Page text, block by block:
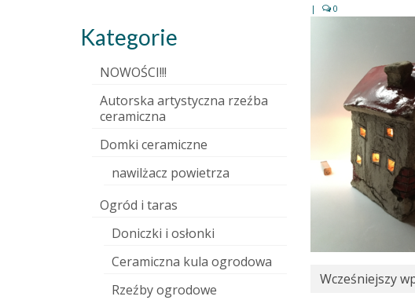
| 0
Wcześniejszy
Kategorie
NOWOŚCI!!!
Autorska artystyczna rzeźba
ceramiczna
Domki ceramiczne
nawilżacz powietrza
Ogród i taras
Doniczki i osłonki
Ceramiczna kula ogrodowa
Rzeźby ogrodowe